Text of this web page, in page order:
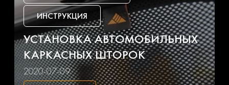
Dongfeng Faw
Fiat Ford
Foton Freightliner
ИНСТРУКЦИЯ
УСТАНОВКА АВТОМОБИЛЬНЫХ
КАРКАСНЫХ ШТОРОК
2020-07-09